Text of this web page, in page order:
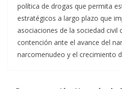
política de drogas que permita
estratégicos a largo plazo que
asociaciones de la sociedad civil
contención ante el avance del
narcomenudeo y el crecimiento